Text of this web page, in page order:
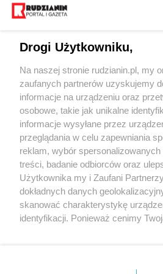
Wydawca mediów lokalnych
Nie zapomnij
zapoznać się z:
polityką prywatności regulamin
Twojemiasto
Piekary Śląskie
Chorzów
Tarnowskie Góry
Drogi Użytkowniku,
Na naszej stronie rudzianin.pl, my
zaufanych partnerów uzyskujemy
informacje na urządzeniu oraz
osobowe, takie jak unikalne
informacje wysyłane przez
przeglądania w celu zapewniania
reklam, wybór
treści, badanie odbiorców oraz
Użytkownika my i Zaufani
dokładnych danych
skanować charakterystykę
identyfikacji. Ponieważ cenimy
prywatności znajdujący się w